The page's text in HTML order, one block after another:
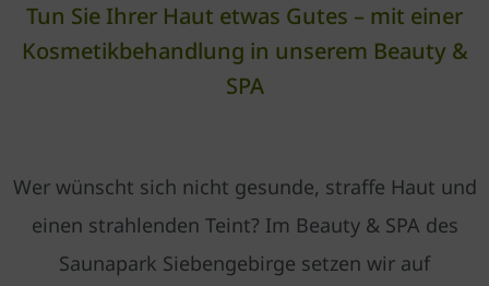
Tun Sie Ihrer Haut etwas Gutes – mit einer
Kosmetikbehandlung in unserem Beauty &
SPA
Wer wünscht sich nicht gesunde, straffe Haut und
einen strahlenden Teint? Im Beauty & SPA des
Saunapark Siebengebirge setzen wir auf